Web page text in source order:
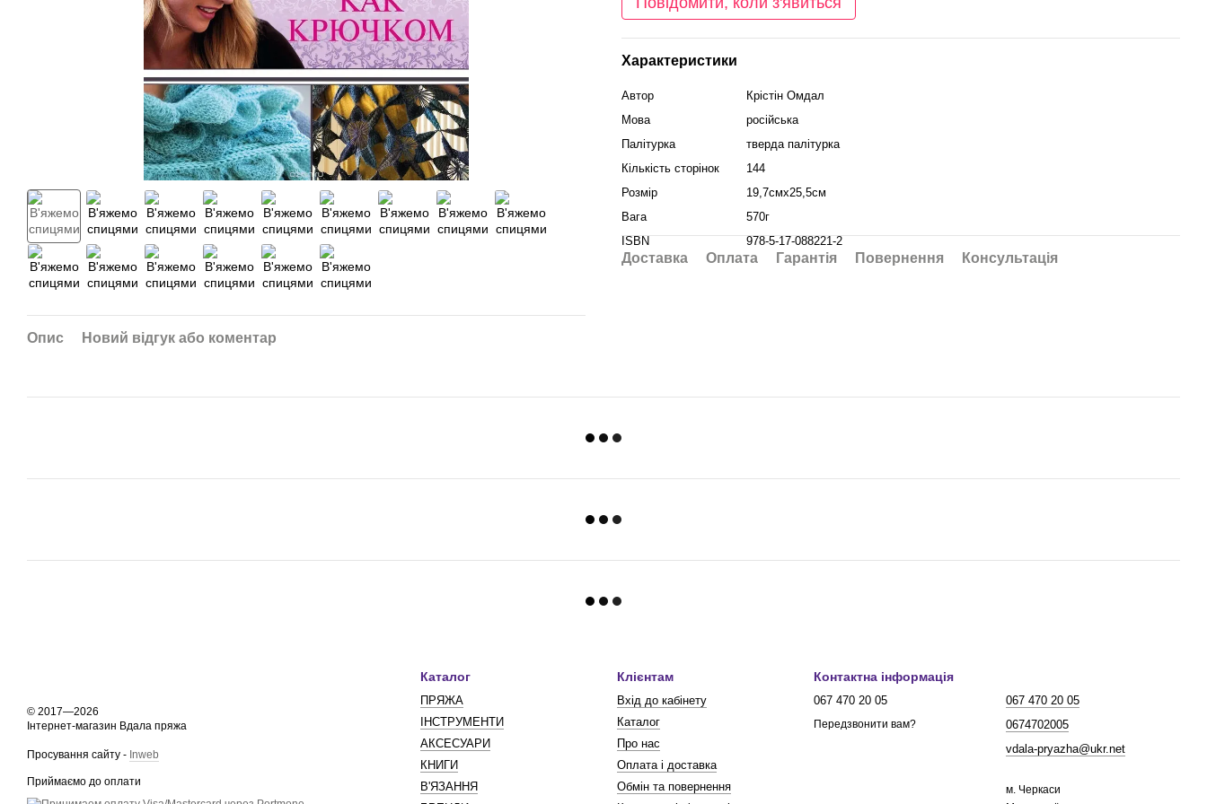
Опис Новий відгук або коментар
Характеристики
Автор
Крістін Омдал
Мова
російська
Палітурка
тверда палітурка
Кількість сторінок
144
Розмір
19,7смх25,5см
Вага
570г
ISBN
978-5-17-088221-2
Доставка Оплата Гарантія Повернення Консультація
© 2017—2026
Інтернет-магазин Вдала пряжа
Просування сайту - Inweb
Приймаємо до оплати
Каталог
ПРЯЖА
ІНСТРУМЕНТИ
АКСЕСУАРИ
КНИГИ
В'ЯЗАННЯ
Клієнтам
Вхід до кабінету
Каталог
Про нас
Оплата і доставка
Обмін та повернення
Контактна інформація
067 470 20 05
Передзвонити вам?
067 470 20 05
0674702005
vdala-pryazha@ukr.net
м. Черкаси